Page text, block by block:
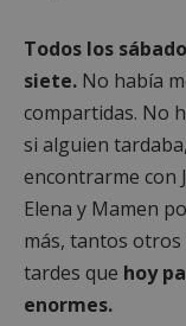
Todos los
siete. No había
compartidas. No
si alguien
encontrarme con
Elena y Mamen
más, tantos
tardes que hoy
enormes.